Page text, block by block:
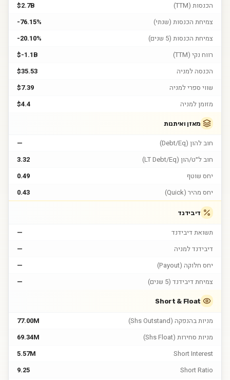
הכנסות (TTM)
$2.7B
צמיחת הכנסות (שנתי)
-76.15%
צמיחת הכנסות (5 שנים)
-20.10%
רווח נקי (TTM)
$-1.1B
הכנסה למניה
$35.53
שווי ספרי למניה
$7.39
מזומן למניה
$4.4
מאזן ואיתנות
חוב להון (Debt/Eq)
—
חוב ל״ט/הון (LT Debt/Eq)
3.32
יחס שוטף
0.49
יחס מהיר (Quick)
0.43
דיבידנד
תשואת דיבידנד
—
דיבידנד למניה
—
יחס חלוקה (Payout)
—
צמיחת דיבידנד (5 שנים)
—
Short & Float
מניות בהנפקה (Shs Outstand)
77.00M
מניות סחירות (Shs Float)
69.34M
Short Interest
5.57M
Short Ratio
9.25